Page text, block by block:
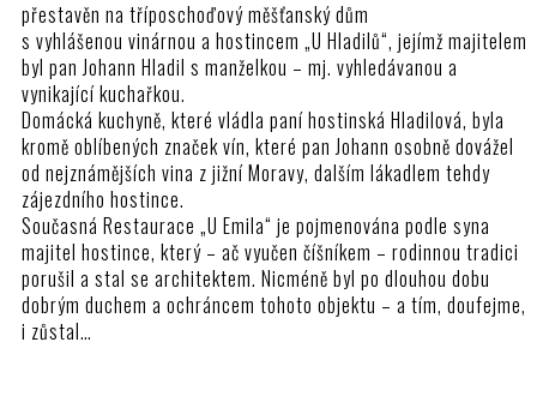
přestavěn na tříposchoďový měšťanský dům
s vyhlášenou vinárnou a hostincem „U Hladilů“, jejímž majitelem
byl pan Johann Hladil s manželkou – mj. vyhledávanou a
vynikající kuchařkou.
Domácká kuchyně, které vládla paní hostinská Hladilová, byla
kromě oblíbených značek vín, které pan Johann osobně dovážel
od nejznámějších vina z jižní Moravy, dalším lákadlem tehdy
zájezdního hostince.
Současná Restaurace „U Emila“ je pojmenována podle syna
majitel hostince, který – ač vyučen číšníkem – rodinnou tradici
porušil a stal se architektem. Nicméně byl po dlouhou dobu
dobrým duchem a ochráncem tohoto objektu – a tím, doufejme,
i zůstal…